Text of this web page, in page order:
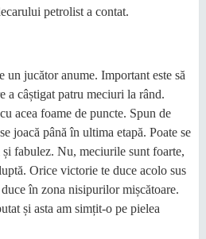
petrolist a contat.
un jucător anume. Important este să
a câștigat patru meciuri la rând.
acea foame de puncte. Spun de
joacă până în ultima etapă. Poate se
fabulez. Nu, meciurile sunt foarte,
Orice victorie te duce acolo sus
în zona nisipurilor mișcătoare.
și asta am simțit-o pe pielea